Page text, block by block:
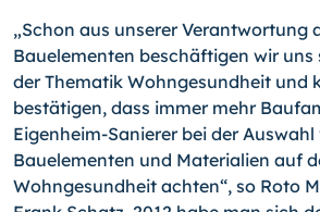
„Schon aus unserer Verantwortung
Bauelementen beschäftigen wir
der Thematik Wohngesundheit und
bestäti­gen, dass immer mehr
Eigenheim-Sanierer bei der
Bauelementen und Materialien auf
Wohngesundheit achten“, so Roto